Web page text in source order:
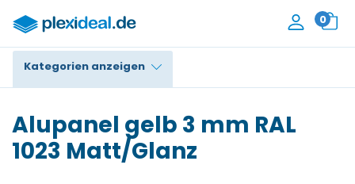
0
Kategorien anzeigen
Polycarbonat
Alupanel gelb 3 mm RAL
1023 Matt/Glanz